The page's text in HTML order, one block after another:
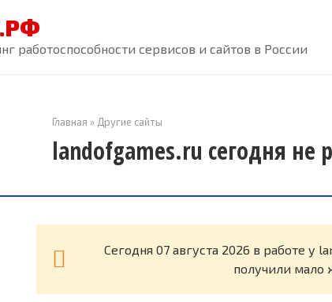
работоспособности сервисов и сайтов в России
Главная » Другие сайты
landofgames.ru сегодня не
Cегодня 07 августа 2026 в работе
получили мало